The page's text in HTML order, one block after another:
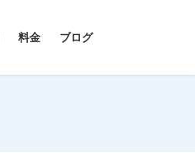
料金 ブログ